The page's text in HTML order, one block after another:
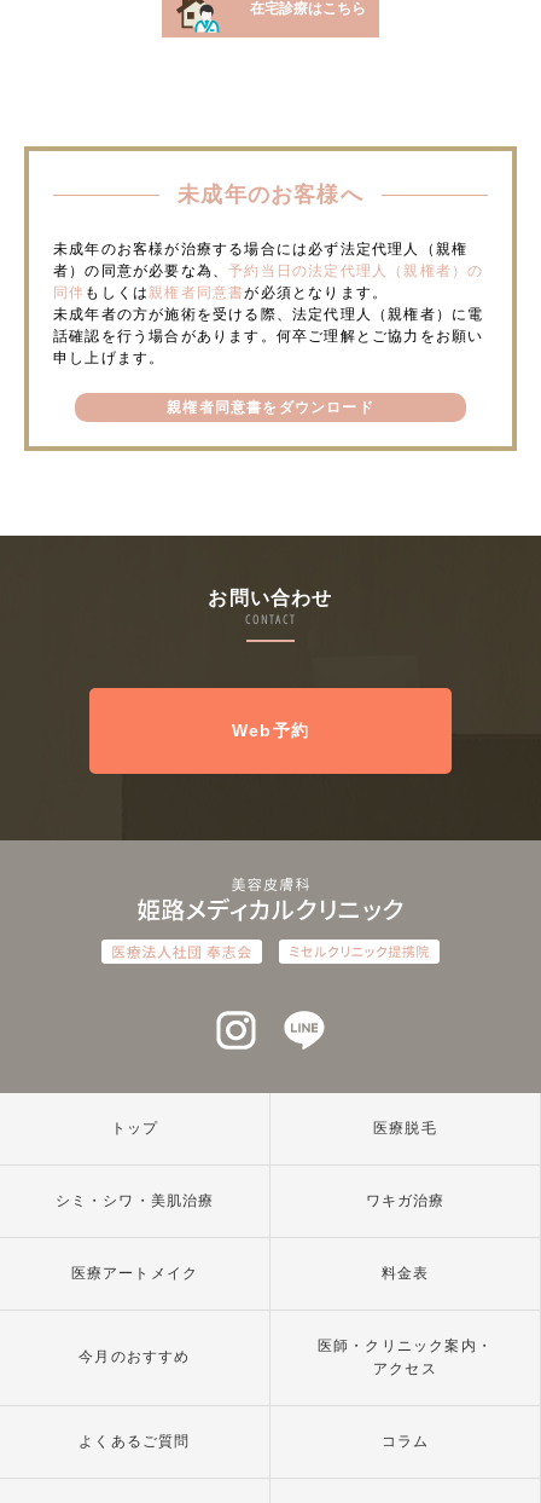
在宅診療はこちら
未成年のお客様へ
未成年のお客様が治療する場合には必ず法定代理人（親権
者）の同意が必要な為、予約当日の法定代理人（親権者）の
同伴 もしくは 親権者同意書が必須となります。
未成年者の方が施術を受ける際、法定代理人（親権者）に電
話確認を行う場合があります。何卒ご理解とご協力をお願い
申し上げます。
親権者同意書をダウンロード
お問い合わせ
CONTACT
Web予約
インスタグラム
トップ 医療脱毛
シミ・シワ・美肌治療 ワキガ治療
医療アートメイク 料金表
今月のおすすめ
医師・クリニック案内・
アクセス
よくあるご質問 コラム